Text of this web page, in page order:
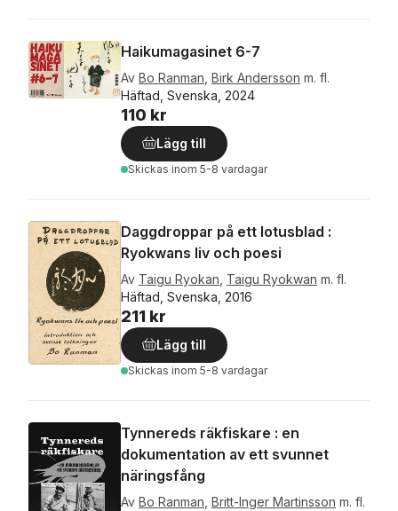
Haikumagasinet 6-7
Av Bo Ranman, Birk Andersson m. fl.
Häftad, Svenska, 2024
110 kr
Lägg till
Skickas inom 5-8 vardagar
Daggdroppar på ett lotusblad :
Ryokwans liv och poesi
Av Taigu Ryokan, Taigu Ryokwan m. fl.
Häftad, Svenska, 2016
211 kr
Lägg till
Skickas inom 5-8 vardagar
Tynnereds räkfiskare : en
dokumentation av ett svunnet
näringsfång
Av Bo Ranman, Britt-Inger Martinsson m. fl.